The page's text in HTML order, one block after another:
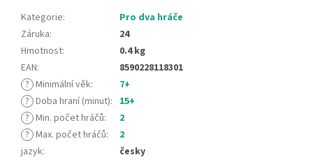
Kategorie:
Pro dva hráče
Záruka:
24
Hmotnost:
0.4 kg
EAN:
8590228118301
? Minimální věk:
7+
? Doba hraní (minut): 15+
? Min. počet hráčů:
2
? Max. počet hráčů:
2
jazyk: česky